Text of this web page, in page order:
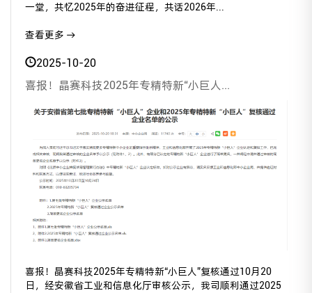
一堂，共忆2025年的奋进征程，共话2026年...
查看更多 →
2025-10-20
喜报！晶赛科技2025年专精特新“小巨人...
喜报！晶赛科技2025年专精特新“小巨人”复核通过10月20
日，经安徽省工业和信息化厅审核公示，我司顺利通过2025